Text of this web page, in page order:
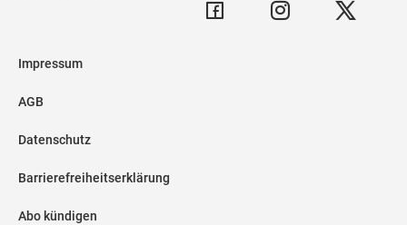
Impressum
AGB
Datenschutz
Barrierefreiheitserklärung
Abo kündigen